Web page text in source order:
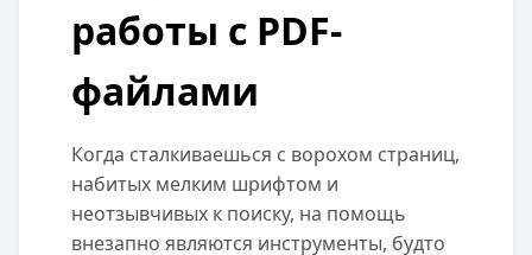
работы с PDF-
файлами
Когда сталкиваешься с ворохом страниц,
набитых мелким шрифтом и
неотзывчивых к поиску, на помощь
внезапно являются инструменты, будто